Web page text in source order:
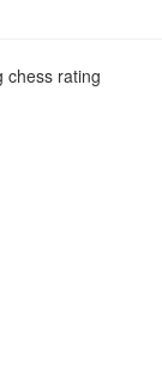
chess rating